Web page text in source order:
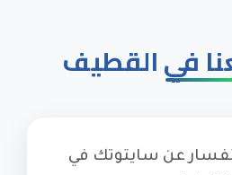
في القطيف
عن سايتوتك في